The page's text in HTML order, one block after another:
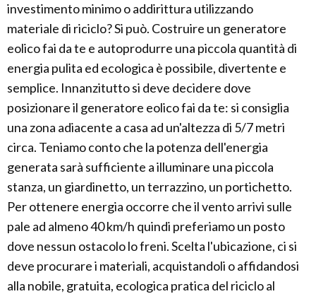
investimento minimo o addirittura utilizzando
materiale di riciclo? Si può. Costruire un generatore
eolico fai da te e autoprodurre una piccola quantità di
energia pulita ed ecologica è possibile, divertente e
semplice. Innanzitutto si deve decidere dove
posizionare il generatore eolico fai da te: si consiglia
una zona adiacente a casa ad un'altezza di 5/7 metri
circa. Teniamo conto che la potenza dell'energia
generata sarà sufficiente a illuminare una piccola
stanza, un giardinetto, un terrazzino, un portichetto.
Per ottenere energia occorre che il vento arrivi sulle
pale ad almeno 40 km/h quindi preferiamo un posto
dove nessun ostacolo lo freni. Scelta l'ubicazione, ci si
deve procurare i materiali, acquistandoli o affidandosi
alla nobile, gratuita, ecologica pratica del riciclo al